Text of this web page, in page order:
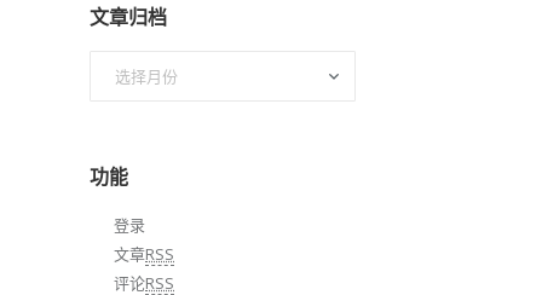
文章归档
功能
登录
文章RSS
评论RSS